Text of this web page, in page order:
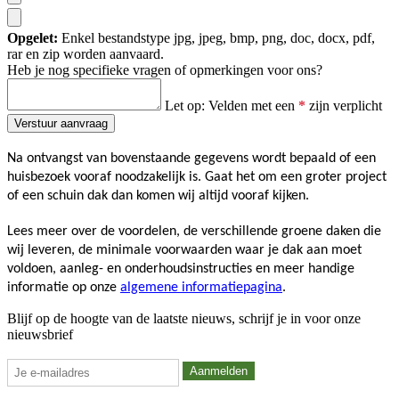
Opgelet: Enkel bestandstype jpg, jpeg, bmp, png, doc, docx, pdf,
rar en zip worden aanvaard.
Heb je nog specifieke vragen of opmerkingen voor ons?
Let op: Velden met een * zijn verplicht
Na ontvangst van bovenstaande gegevens wordt bepaald of een
huisbezoek vooraf noodzakelijk is. Gaat het om een groter project
of een schuin dak dan komen wij altijd vooraf kijken.
Lees meer over de voordelen, de verschillende groene daken die
wij leveren, de minimale voorwaarden waar je dak aan moet
voldoen, aanleg- en onderhoudsinstructies en meer handige
informatie op onze algemene informatiepagina.
Blijf op de hoogte van de laatste nieuws, schrijf je in voor onze
nieuwsbrief